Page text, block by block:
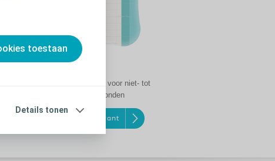
toestaan
Details tonen
Transparant. Geschikt voor niet- tot
weinig exsuderende wonden
Comfeel Transparant